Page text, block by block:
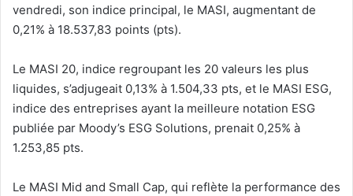
vendredi, son indice principal, le MASI, augmentant de
0,21% à 18.537,83 points (pts).
Le MASI 20, indice regroupant les 20 valeurs les plus
liquides, s’adjugeait 0,13% à 1.504,33 pts, et le MASI ESG,
indice des entreprises ayant la meilleure notation ESG
publiée par Moody’s ESG Solutions, prenait 0,25% à
1.253,85 pts.
Le MASI Mid and Small Cap, qui reflète la performance des